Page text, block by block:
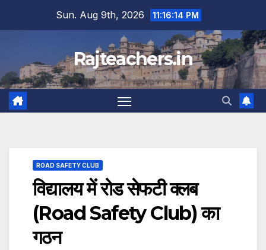
Sun. Aug 9th, 2026 11:16:15 PM
Rajteachers.in
ROAD SAFETY CLUB
विद्यालय में रोड सेफटी क्लब
(Road Safety Club) का
गठन